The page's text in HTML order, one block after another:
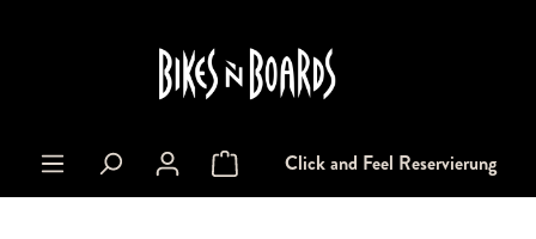
Warenkorb enthält 0 Positionen. Der
Click and Feel Reservierung